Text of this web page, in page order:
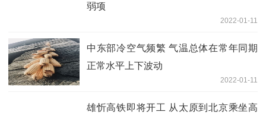
弱项
2022-01-11
中东部冷空气频繁 气温总体在常年同期
正常水平上下波动
2022-01-11
雄忻高铁即将开工 从太原到北京乘坐高